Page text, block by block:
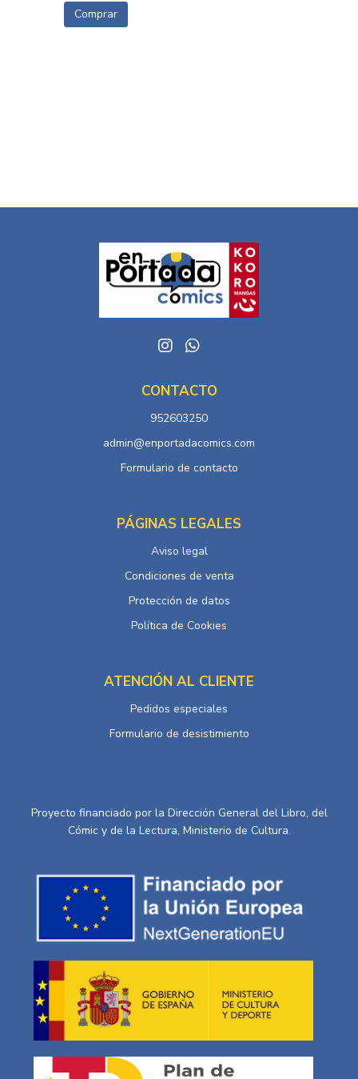
Comprar
CONTACTO
952603250
admin@enportadacomics.com
Formulario de contacto
PÁGINAS LEGALES
Aviso legal
Condiciones de venta
Protección de datos
Política de Cookies
ATENCIÓN AL CLIENTE
Pedidos especiales
Formulario de desistimiento
Proyecto financiado por la Dirección General del Libro, del
Cómic y de la Lectura, Ministerio de Cultura.